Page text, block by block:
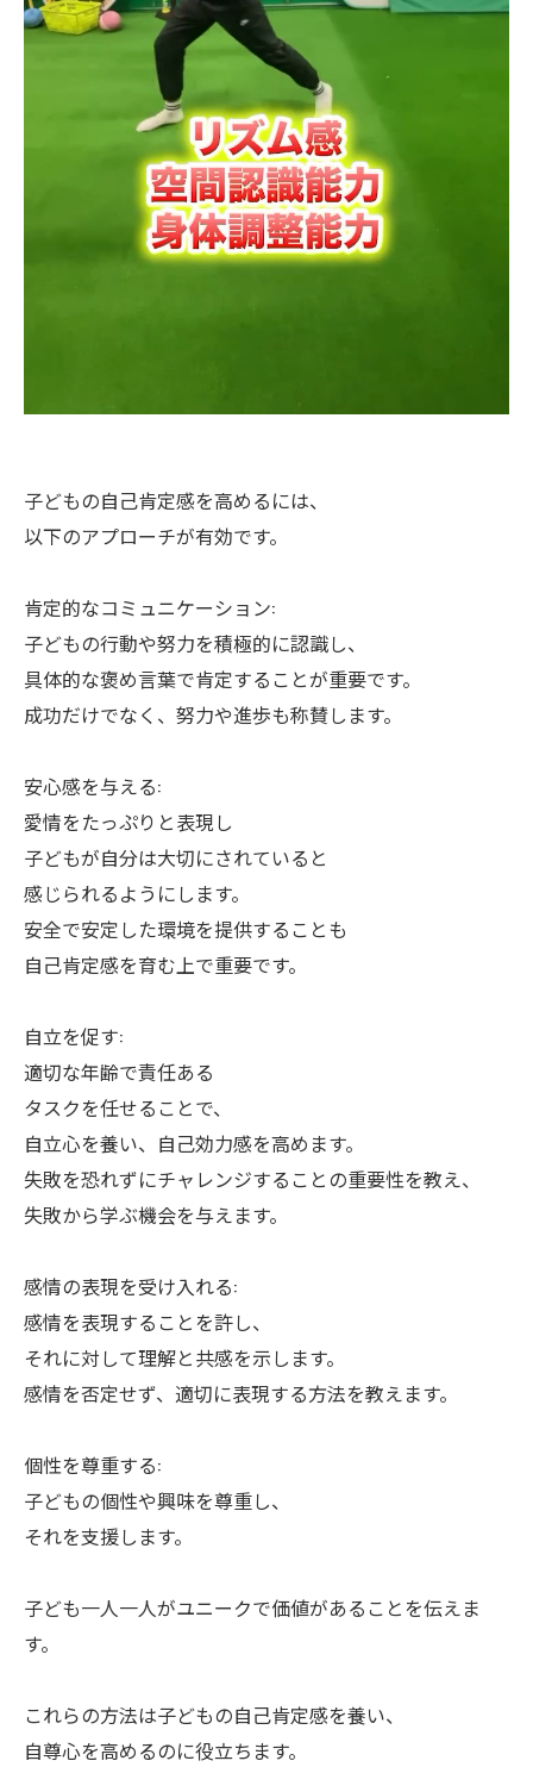
子どもの自己肯定感を高めるには、
以下のアプローチが有効です。
肯定的なコミュニケーション:
子どもの行動や努力を積極的に認識し、
具体的な褒め言葉で肯定することが重要です。
成功だけでなく、努力や進歩も称賛します。
安心感を与える:
愛情をたっぷりと表現し
子どもが自分は大切にされていると
感じられるようにします。
安全で安定した環境を提供することも
自己肯定感を育む上で重要です。
自立を促す:
適切な年齢で責任ある
タスクを任せることで、
自立心を養い、自己効力感を高めます。
失敗を恐れずにチャレンジすることの重要性を教え、
失敗から学ぶ機会を与えます。
感情の表現を受け入れる:
感情を表現することを許し、
それに対して理解と共感を示します。
感情を否定せず、適切に表現する方法を教えます。
個性を尊重する:
子どもの個性や興味を尊重し、
それを支援します。
子ども一人一人がユニークで価値があることを伝えま
す。
これらの方法は子どもの自己肯定感を養い、
自尊心を高めるのに役立ちます。